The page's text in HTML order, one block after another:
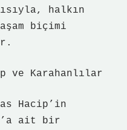
halkın
biçimi
ve Karahanlılar
Hacip’in
ait bir